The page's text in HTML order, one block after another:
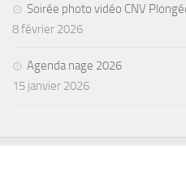
Résultats Compétitions
Section Matériel
Soirée photo vidéo CNV
8 février 2026
Agenda nage 2026
15 janvier 2026